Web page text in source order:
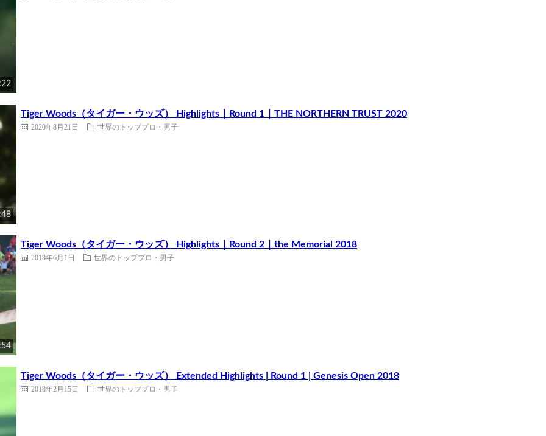
Tiger Woods（タイガー・ウッズ） Highlights｜Round 1｜THE NORTHERN TRUST 2020
2020年8月21日 世界のトッププロ・男子
Tiger Woods（タイガー・ウッズ） Highlights｜Round 2｜the Memorial 2018
2018年6月1日 世界のトッププロ・男子
Tiger Woods（タイガー・ウッズ） Extended Highlights | Round 1 | Genesis Open 2018
2018年2月15日 世界のトッププロ・男子